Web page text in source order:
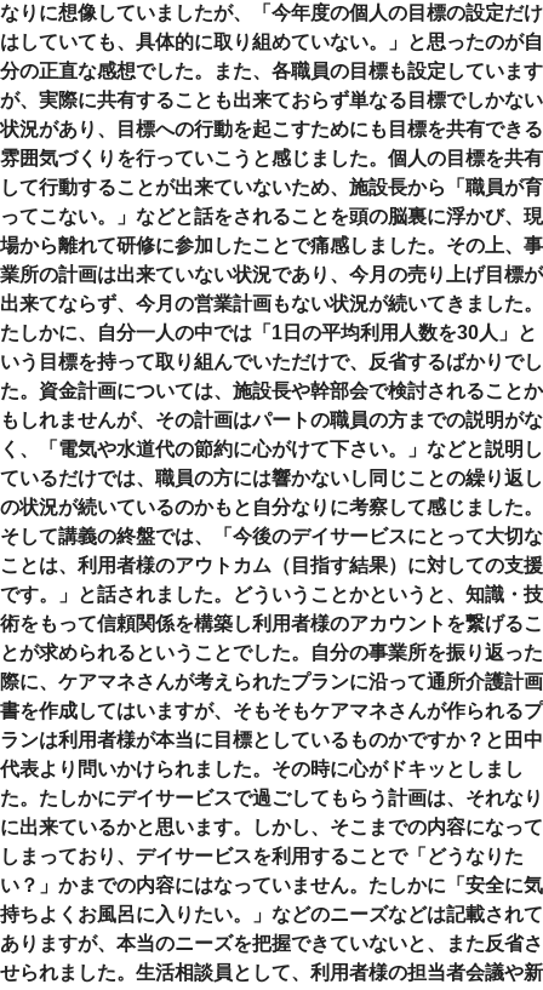
なりに想像していましたが、「今年度の個人の目標の設定だけ
はしていても、具体的に取り組めていない。」と思ったのが自
分の正直な感想でした。また、各職員の目標も設定しています
が、実際に共有することも出来ておらず単なる目標でしかない
状況があり、目標への行動を起こすためにも目標を共有できる
雰囲気づくりを行っていこうと感じました。個人の目標を共有
して行動することが出来ていないため、施設長から「職員が育
ってこない。」などと話をされることを頭の脳裏に浮かび、現
場から離れて研修に参加したことで痛感しました。その上、事
業所の計画は出来ていない状況であり、今月の売り上げ目標が
出来てならず、今月の営業計画もない状況が続いてきました。
たしかに、自分一人の中では「1日の平均利用人数を30人」と
いう目標を持って取り組んでいただけで、反省するばかりでし
た。資金計画については、施設長や幹部会で検討されることか
もしれませんが、その計画はパートの職員の方までの説明がな
く、「電気や水道代の節約に心がけて下さい。」などと説明し
ているだけでは、職員の方には響かないし同じことの繰り返し
の状況が続いているのかもと自分なりに考察して感じました。
そして講義の終盤では、「今後のデイサービスにとって大切な
ことは、利用者様のアウトカム（目指す結果）に対しての支援
です。」と話されました。どういうことかというと、知識・技
術をもって信頼関係を構築し利用者様のアカウントを繋げるこ
とが求められるということでした。自分の事業所を振り返った
際に、ケアマネさんが考えられたプランに沿って通所介護計画
書を作成してはいますが、そもそもケアマネさんが作られるプ
ランは利用者様が本当に目標としているものかですか？と田中
代表より問いかけられました。その時に心がドキッとしまし
た。たしかにデイサービスで過ごしてもらう計画は、それなり
に出来ているかと思います。しかし、そこまでの内容になって
しまっており、デイサービスを利用することで「どうなりた
い？」かまでの内容にはなっていません。たしかに「安全に気
持ちよくお風呂に入りたい。」などのニーズなどは記載されて
ありますが、本当のニーズを把握できていないと、また反省さ
せられました。生活相談員として、利用者様の担当者会議や新